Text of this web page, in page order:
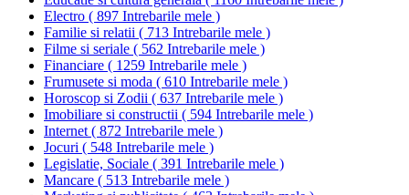
Electro ( 897 Intrebarile mele )
Familie si relatii ( 713 Intrebarile mele )
Filme si seriale ( 562 Intrebarile mele )
Financiare ( 1259 Intrebarile mele )
Frumusete si moda ( 610 Intrebarile mele )
Horoscop si Zodii ( 637 Intrebarile mele )
Imobiliare si constructii ( 594 Intrebarile mele )
Internet ( 872 Intrebarile mele )
Jocuri ( 548 Intrebarile mele )
Legislatie, Sociale ( 391 Intrebarile mele )
Mancare ( 513 Intrebarile mele )